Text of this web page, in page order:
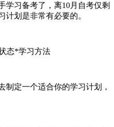
学习备考了，离10月自考仅剩
计划是非常有必要的。
态*学习方法
制定一个适合你的学习计划，